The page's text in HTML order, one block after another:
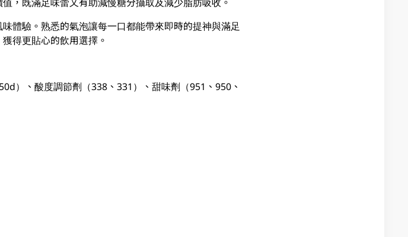
體驗。熟悉的氣泡讓每一口都能帶來即時的提神與滿足
得更貼心的飲用選擇。
）、酸度調節劑（338、331）、甜味劑（951、950、